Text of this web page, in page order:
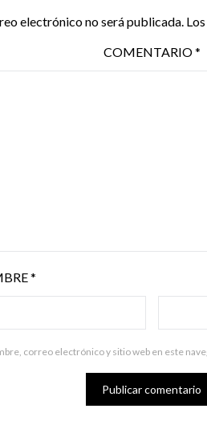
electrónico no será publicada.
COMENTARIO*
*
correo electrónico y sitio web en este